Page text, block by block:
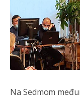
Na Sedmom